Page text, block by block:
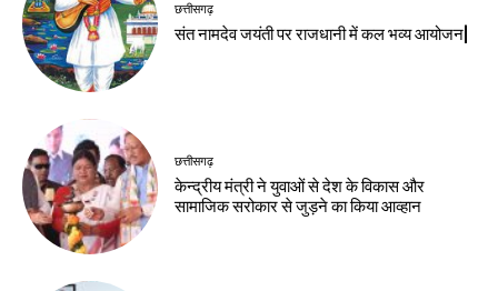
छत्तीसगढ़
संत नामदेव जयंती पर राजधानी में कल भव्य आयोजन|
छत्तीसगढ़
केन्द्रीय मंत्री ने युवाओं से देश के विकास और
सामाजिक सरोकार से जुड़ने का किया आव्हान